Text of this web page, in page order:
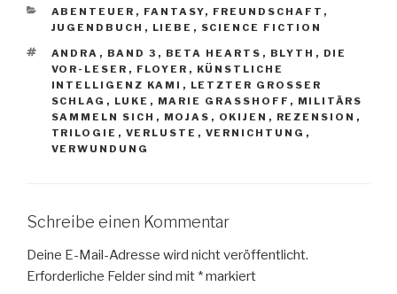
KATEGORIEN
ABENTEUER , FANTASY, FREUNDSCHAFT ,
JUGENDBUCH , LIEBE , SCIENCE FICTION
SCHLAGWÖRTER
ANDRA , BAND 3 , BETA HEARTS , BLYTH , DIE
VOR-LESER , FLOYER , KÜNSTLICHE
INTELLIGENZ KAMI , LETZTER GROSSER S
CHLAG
, LUKE , MARIE GRASSHOFF , MILITÄRS
SAMMELN SICH , MOJAS , OKIJEN , REZENSION ,
TRILOGIE , VERLUSTE , VERNICHTUNG ,
VERWUNDUNG
Schreibe einen Kommentar
Deine E-Mail-Adresse wird nicht veröffentlicht.
Erforderliche Felder sind mit *markiert